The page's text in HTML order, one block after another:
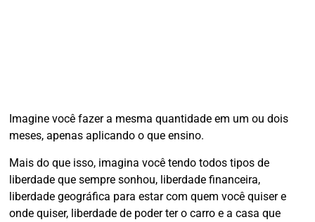
Imagine você fazer a mesma quantidade em um ou dois
meses, apenas aplicando o que ensino.
Mais do que isso, imagina você tendo todos tipos de
liberdade que sempre sonhou, liberdade financeira,
liberdade geográfica para estar com quem você quiser e
onde quiser, liberdade de poder ter o carro e a casa que